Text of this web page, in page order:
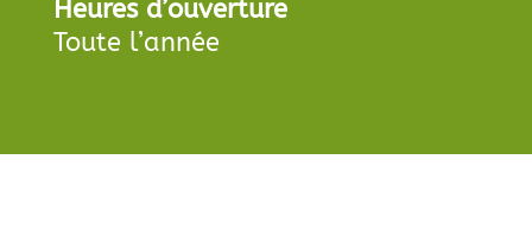
Heures d’ouverture
Toute l’année